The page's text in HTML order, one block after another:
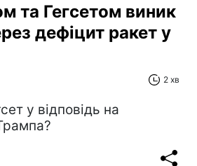
та Гегсетом виник
дефіцит ракет у
2 хв
у відповідь на